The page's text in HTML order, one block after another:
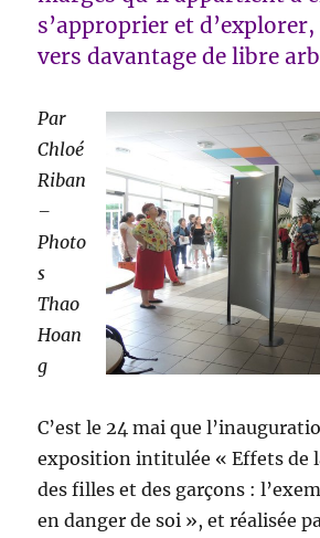
s’approprier et
vers davantage de libre
Par
Chloé
Riban
–
Photo
s
Thao
Hoan
g
C’est le 24 mai que
exposition intitulée « Effets de
des filles et des garçons :
en danger de soi », et réalisée